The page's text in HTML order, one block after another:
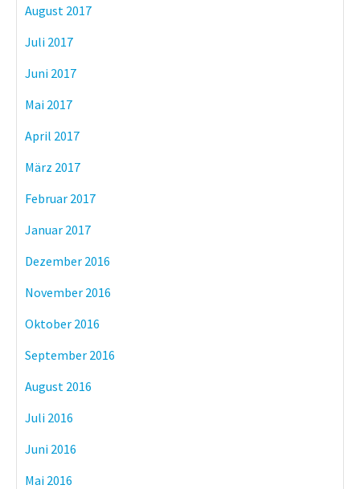
August 2017
Juli 2017
Juni 2017
Mai 2017
April 2017
März 2017
Februar 2017
Januar 2017
Dezember 2016
November 2016
Oktober 2016
September 2016
August 2016
Juli 2016
Juni 2016
Mai 2016